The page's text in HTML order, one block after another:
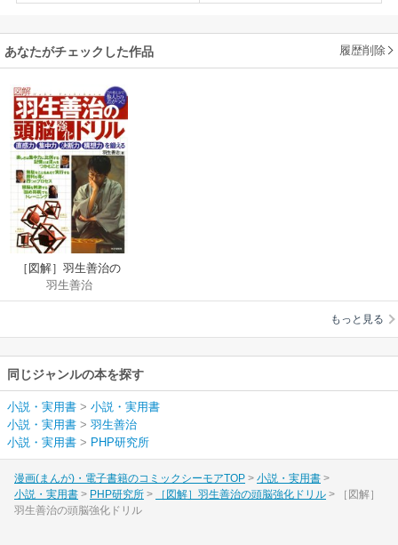
あなたがチェックした作品 履歴削除
［図解］羽生善治の
頭脳強化ドリル
羽生善治
もっと見る
同じジャンルの本を探す
小説・実用書 > 小説・実用書
小説・実用書 > 羽生善治
小説・実用書 > PHP研究所
漫画(まんが)・電子書籍のコミックシーモアTOP
小説・実用書
小説・実用書
PHP研究所 ［図解］羽生善治の頭脳強化ドリル
［図解］
羽生善治の頭脳強化ドリル